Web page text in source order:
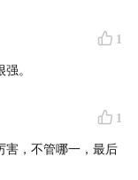
1
。
1
害，不管哪一，最后